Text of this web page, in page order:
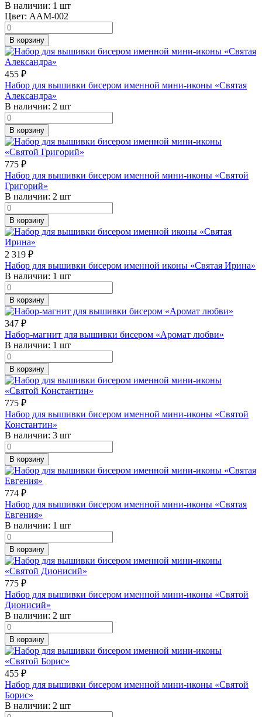
В наличии: 1 шт
Цвет: AAM-002
В корзину
455 ₽
Набор для вышивки бисером именной мини-иконы «Святая
Александра»
В наличии: 2 шт
В корзину
775 ₽
Набор для вышивки бисером именной мини-иконы «Святой
Григорий»
В наличии: 2 шт
В корзину
2 319 ₽
Набор для вышивки бисером именной иконы «Святая Ирина»
В наличии: 1 шт
В корзину
347 ₽
Набор-магнит для вышивки бисером «Аромат любви»
В наличии: 1 шт
В корзину
775 ₽
Набор для вышивки бисером именной мини-иконы «Святой
Константин»
В наличии: 3 шт
В корзину
774 ₽
Набор для вышивки бисером именной мини-иконы «Святая
Евгения»
В наличии: 1 шт
В корзину
775 ₽
Набор для вышивки бисером именной мини-иконы «Святой
Дионисий»
В наличии: 2 шт
В корзину
455 ₽
Набор для вышивки бисером именной мини-иконы «Святой
Борис»
В наличии: 2 шт